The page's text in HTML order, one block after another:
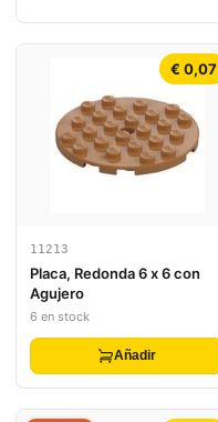
€ 0,07
11213
Placa, Redonda 6 x 6 con
Agujero
6 en stock
Añadir